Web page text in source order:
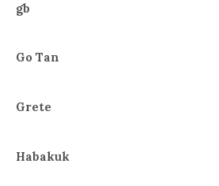
gb
Go Tan
Grete
Habakuk